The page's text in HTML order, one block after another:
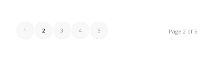
Page 2 of 5
1 2 3 4 5